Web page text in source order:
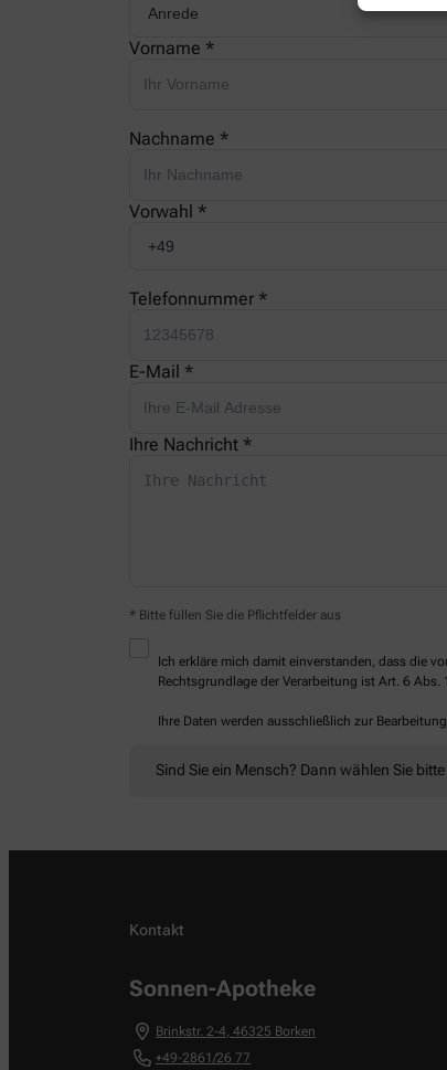
Vorname *
Nachname *
Vorwahl *
Telefonnummer *
E-Mail *
Ihre Nachricht *
* Bitte füllen Sie die Pflichtfelder aus
Ich erkläre mich damit einverstanden, dass die
Rechtsgrundlage der Verarbeitung ist Art. 6 Abs.
Ihre Daten werden ausschließlich zur
Sind Sie ein Mensch? Dann wählen Sie bitte
Kontakt
Sonnen-Apotheke
Brinkstr. 2-4, 46325 Borken
+49-2861/26 77